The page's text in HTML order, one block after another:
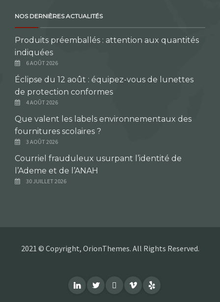
NOS DERNIÈRES ACTUALITÉS
Produits préemballés : attention aux quantités
indiquées
6 AOÛT 2026
Éclipse du 12 août : équipez-vous de lunettes
de protection conformes
4 AOÛT 2026
Que valent les labels environnementaux des
fournitures scolaires ?
3 AOÛT 2026
Courriel frauduleux usurpant l’identité de
l’Ademe et de l’ANAH
30 JUILLET 2026
2021 © Copyright, OrionThemes. All Rights Reserved.